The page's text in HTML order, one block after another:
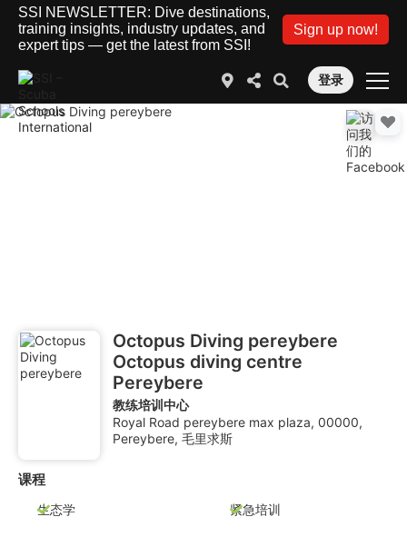
SSI NEWSLETTER: Dive destinations,
training insights, industry updates, and
expert tips — get the latest from SSI!
Sign up now!
登录
Octopus Diving pereybere
Octopus diving centre
Pereybere
教练培训中心
Royal Road pereybere max plaza, 00000,
Pereybere, 毛里求斯
课程
生态学 紧急培训